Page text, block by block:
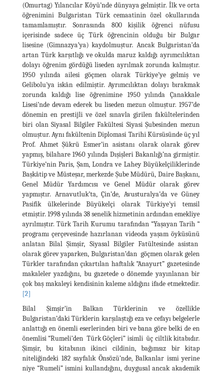
(Omurtag) Yılancılar Köyü’nde dünyaya gelmiştir. İlk ve orta
öğrenimini Bulgaristan Türk cemaatinin özel okullarında
tamamlamıştır. Sonrasında 800 kişilik öğrenci nüfusu
içerisinde sadece üç Türk öğrencinin olduğu bir Bulgar
lisesine (Gimnazya’ya) kaydolmuştur. Ancak Bulgaristan’da
artan Türk karşıtlığı ve okulda maruz kaldığı ayrımcılıktan
dolayı öğrenim gördüğü liseden ayrılmak zorunda kalmıştır.
1950 yılında ailesi göçmen olarak Türkiye’ye gelmiş ve
Gelibolu'ya iskân edilmiştir. Ayrımcılıktan dolayı bırakmak
zorunda kaldığı lise öğrenimine 1950 yılında Çanakkale
Lisesi’nde devam ederek bu liseden mezun olmuştur. 1957’de
dönemin en prestijli ve özel sınavla girilen fakültelerinden
biri olan Siyasal Bilgiler Fakültesi Siyasi Şubesinden mezun
olmuştur. Aynı fakültenin Diplomasi Tarihi Kürsüsünde üç yıl
Prof. Ahmet Şükrü Esmer’in asistanı olarak olarak görev
yapmış, bilahare 1960 yılında Dışişleri Bakanlığı’na girmiştir.
Türkiye’nin Paris, Şam, Londra ve Lahey Büyükelçiliklerinde
Başkâtip ve Müsteşar, merkezde Şube Müdürü, Daire Başkanı,
Genel Müdür Yardımcısı ve Genel Müdür olarak görev
yapmıştır. Arnavutluk’ta, Çin’de, Avusturalya’da ve Güney
Pasifik ülkelerinde Büyükelçi olarak Türkiye'yi temsil
etmiştir. 1998 yılında 38 senelik hizmetinin ardından emekliye
ayrılmıştır. Türk Tarih Kurumu tarafından “Yaşayan Tarih “
programı çerçevesinde hazırlanan videoda yaşam öyküsünü
anlatan Bilal Şimşir, Siyasal Bilgiler Fatültesinde asistan
olarak görev yaparken, Bulgaristan’dan göçmen olarak gelen
Türkler tarafından çıkartılan haftalık “Anayurt” gazetesinde
makaleler yazdığını, bu gazetede o dönemde yayınlanan bir
çok baş makaleyi kendisinin kaleme aldığını ifade etmektedir.
[2]
Bilal Şimşir’in Balkan Türklerinin ve özellikle
Bulgaristan’daki Türklerin karşılaştığı eza ve cefayı belgelerle
anlattığı en önemli eserlerinden biri ve bana göre belki de en
önemlisi “Rumeli’den Türk Göçleri” isimli üç ciltlik kitabıdır.
Şimşir, bu kitabının ikinci cildinin, bağımsız bir kitap
niteliğindeki 182 sayfalık Önsözü’nde, Balkanlar ismi yerine
niye “Rumeli” ismini kullandığını, duygusal ancak akademik